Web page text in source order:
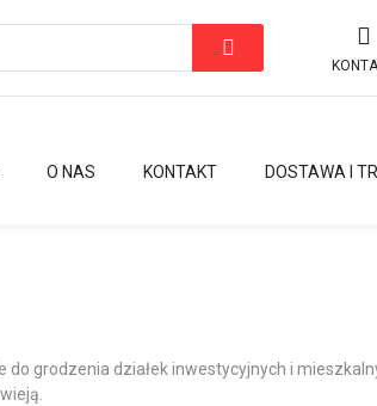
DOSTAWA I
KONTAKT
O NAS
grodzenia działek inwestycyjnych i